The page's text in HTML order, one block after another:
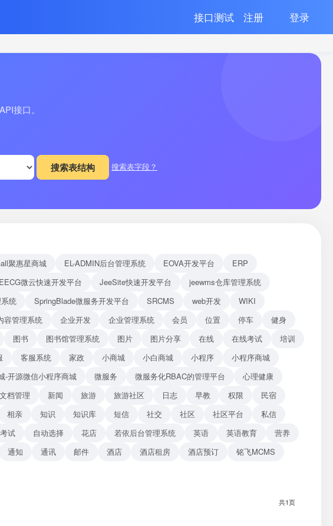
接口测试 注册 登录
接口。
搜索表字段？
聚惠星商城 EL-ADMIN后台管理系统 EOVA开发平台
ERP
微云快速开发平台 JeeSite快速开发平台
jeewms仓库管理系统
统 SpringBlade微服务开发平台 SRCMS web开发
WIKI
容管理系统 企业开发 企业管理系统 会员 位置 停车
健身
图书 图书馆管理系统 图片 图片分享 在线 在线考试
培训
客服系统 家政 小商城 小白商城 小程序
小程序商城
-开源微信小程序商城 微服务 微服务化RBAC的管理平台
心理健康
文档管理 新闻 旅游 旅游社区 日志 早教 权限
民宿
相亲 知识 知识库 短信 社交 社区 社区平台
私信
考试 自动选择 花店 若依后台管理系统 英语 英语教育
营养
通知 通讯 邮件 酒店 酒店租房 酒店预订
铭飞MCMS
共1页